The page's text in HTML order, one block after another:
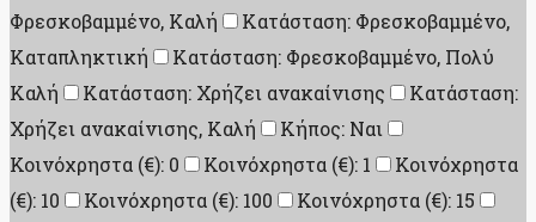
Φρεσκοβαμμένο, Καλή
Κατάσταση: Φρεσκοβαμμένο,
Καταπληκτική
Κατάσταση: Φρεσκοβαμμένο, Πολύ
Καλή
Κατάσταση: Χρήζει ανακαίνισης
Κατάσταση:
Χρήζει ανακαίνισης, Καλή
Κήπος: Ναι
Κοινόχρηστα (€): 0
Κοινόχρηστα (€): 1
Κοινόχρηστα
(€): 10
Κοινόχρηστα (€): 100
Κοινόχρηστα (€): 15